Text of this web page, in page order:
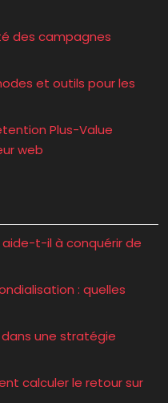
des campagnes
et outils pour les
Plus-Value
web
t-il à conquérir de
: quelles
dans une stratégie
calculer le retour sur